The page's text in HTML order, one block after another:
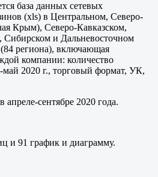
база данных сетевых
(xls) в Центральном, Северо-
Крым), Северо-Кавказском,
и Дальневосточном
региона), включающая
компании: количество
май 2020 г., торговый формат, УК,
апреле-сентябре 2020 года.
и 91 график и диаграмму.